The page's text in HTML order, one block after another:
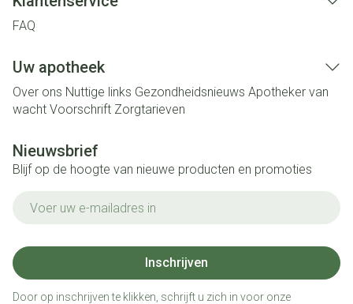
FAQ
Uw apotheek
Over ons Nuttige links Gezondheidsnieuws Apotheker van
wacht Voorschrift Zorgtarieven
Nieuwsbrief
Blijf op de hoogte van nieuwe producten en promoties
Inschrijven
Door op inschrijven te klikken, schrijft u zich in voor onze